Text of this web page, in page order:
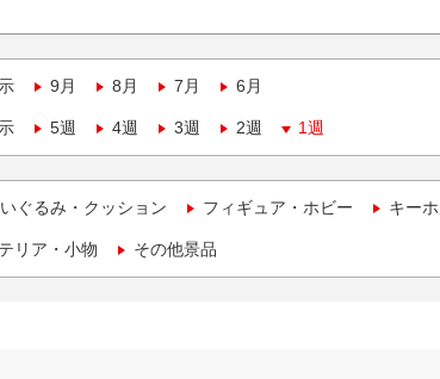
9月 8月 7月 6月
5週 4週 3週 2週 1週
ぐるみ・クッション フィギュア・ホビー キー
リア・小物 その他景品